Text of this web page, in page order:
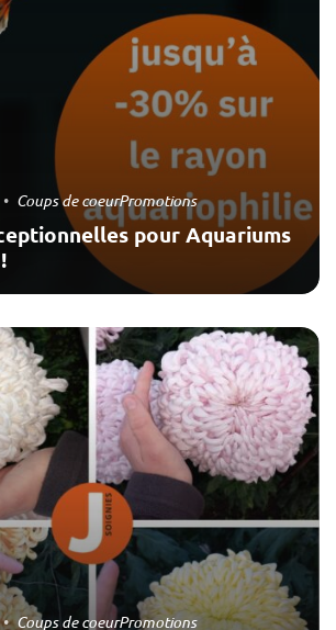
pour Aquariums
Coups de coeurPromotions
Coups de coeurPromotions